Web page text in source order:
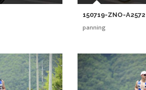
150719-ZNO-A2572
panning